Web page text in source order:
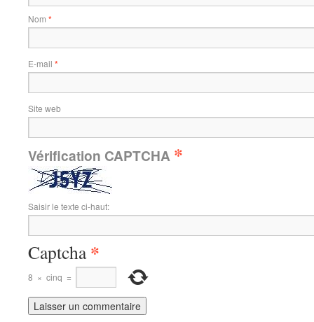
Nom *
E-mail *
Site web
Vérification CAPTCHA *
Saisir le texte ci-haut:
Captcha*
8 × cinq =